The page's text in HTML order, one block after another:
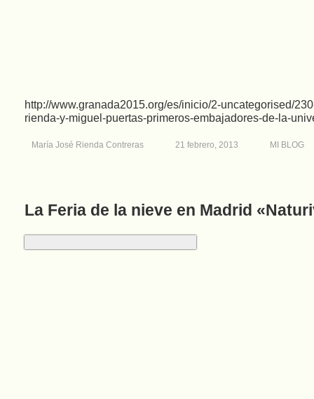
http://www.granada2015.org/es/inicio/2-uncategorised/
rienda-y-miguel-puertas-primeros-embajadores-de-la-
María José Rienda Contreras 21 febrero, 2013 MI BLOG
La Feria de la nieve en Madrid